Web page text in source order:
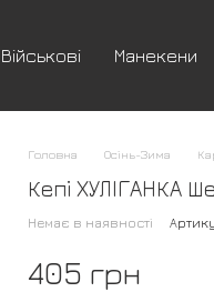
Військові Манекени
Головна Осінь-Зима
Кепі ХУЛІГАНКА
Немає в наявності
405 грн